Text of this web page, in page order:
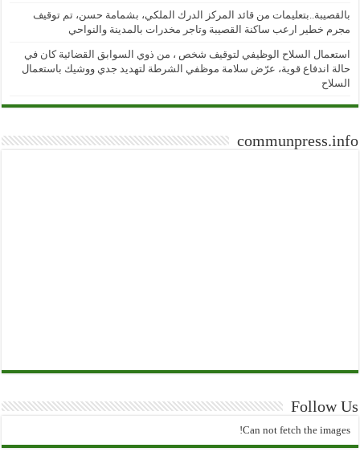
بالقصيبة..بتعليمات من قائد المركز الدرك الملكي، بشمامة حسن، تم توقيف
مجرم خطير ارعب ساكنة القصيبة وتاجر مخدرات بالمدينة والنواحي
استعمال السلاح الوظيفي لتوقيف شخص ، من ذوي السوابق القضائية كان في
حالة اندفاع قوية، عرّض سلامة موظفي الشرطة لتهديد جدي ووشيك باستعمال
السلاح
communpress.info
Follow Us
Can not fetch the images!